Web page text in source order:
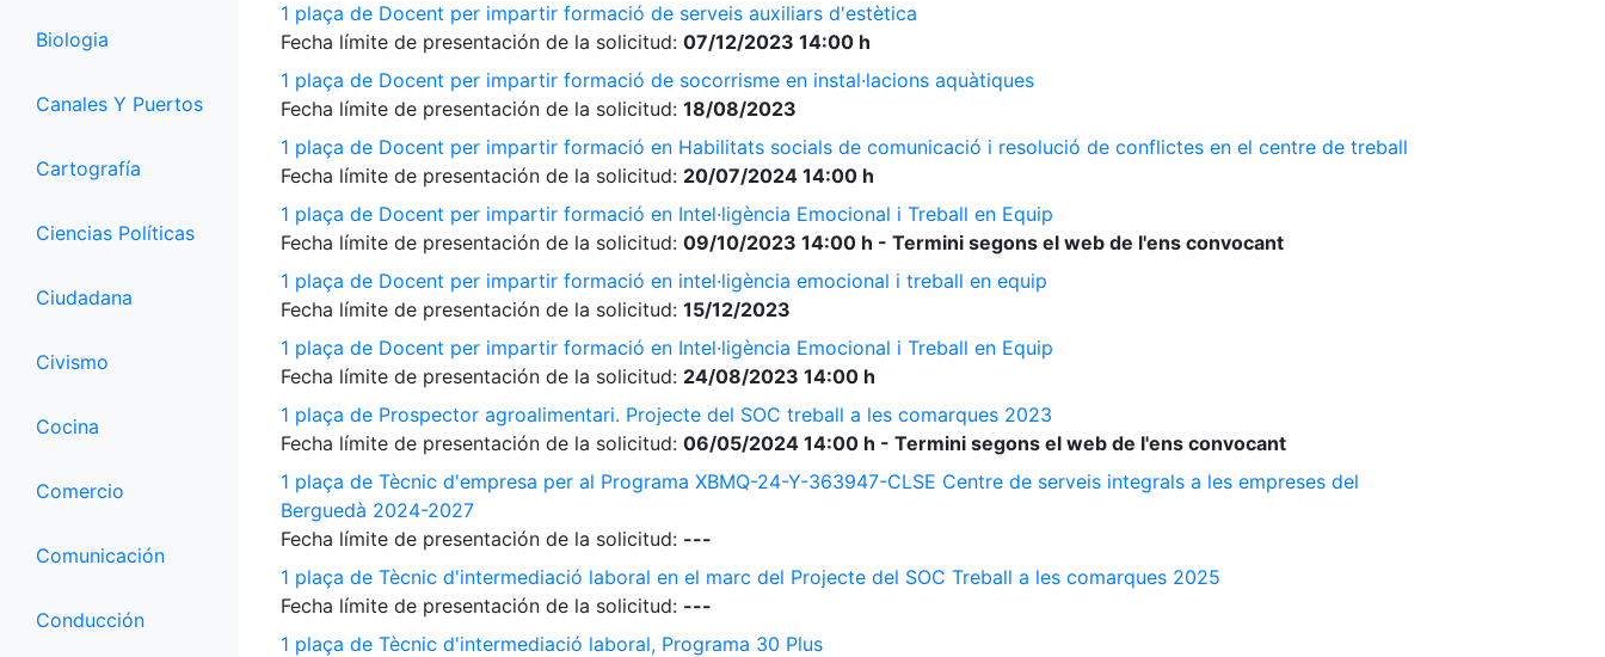
Biologia
Canales Y Puertos
Cartografía
Ciencias Políticas
Ciudadana
Civismo
Cocina
Comercio
Comunicación
Conducción
1 plaça de Docent per impartir formació de serveis auxiliars d'estètica
Fecha límite de presentación de la solicitud: 07/12/2023 14:00 h
1 plaça de Docent per impartir formació de socorrisme en instal·lacions aquàtiques
Fecha límite de presentación de la solicitud: 18/08/2023
1 plaça de Docent per impartir formació en Habilitats socials de comunicació i resolució de conflictes en el centre de treball
Fecha límite de presentación de la solicitud: 20/07/2024 14:00 h
1 plaça de Docent per impartir formació en Intel·ligència Emocional i Treball en Equip
Fecha límite de presentación de la solicitud: 09/10/2023 14:00 h - Termini segons el web de l'ens convocant
1 plaça de Docent per impartir formació en intel·ligència emocional i treball en equip
Fecha límite de presentación de la solicitud: 15/12/2023
1 plaça de Docent per impartir formació en Intel·ligència Emocional i Treball en Equip
Fecha límite de presentación de la solicitud: 24/08/2023 14:00 h
1 plaça de Prospector agroalimentari. Projecte del SOC treball a les comarques 2023
Fecha límite de presentación de la solicitud: 06/05/2024 14:00 h - Termini segons el web de l'ens convocant
1 plaça de Tècnic d'empresa per al Programa XBMQ-24-Y-363947-CLSE Centre de serveis integrals a les empreses del
Berguedà 2024-2027
Fecha límite de presentación de la solicitud: ---
1 plaça de Tècnic d'intermediació laboral en el marc del Projecte del SOC Treball a les comarques 2025
Fecha límite de presentación de la solicitud: ---
1 plaça de Tècnic d'intermediació laboral, Programa 30 Plus